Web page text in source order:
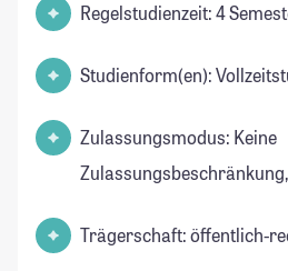
Regelstudienzeit: 4
Studienform(en):
Zulassungsmodus: Keine
Trägerschaft: öffentlich-